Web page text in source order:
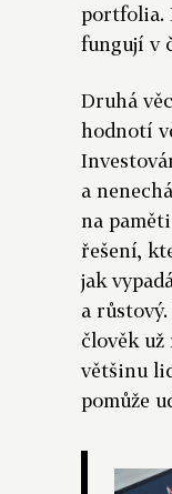
portfolia.
fungují v
Druhá
hodnotí
a
na
řešení,
jak
a
člověk už
většinu
pomůže